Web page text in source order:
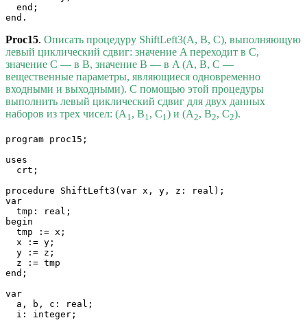
  end;
end.
Proc15. Описать процедуру ShiftLeft3(A, B, C), выполняющую
левый циклический сдвиг: значение A переходит в C,
значение C — в B, значение B — в A (A, B, C —
вещественные параметры, являющиеся одновременно
входными и выходными). С помощью этой процедуры
выполнить левый циклический сдвиг для двух данных
наборов из трех чисел: (A 1, B1, C1) и (A2, B2, C2).
program proc15;
uses
  crt;
procedure ShiftLeft3(var x, y, z: real);
var
  tmp: real;
begin
  tmp := x;
  x := y;
  y := z;
  z := tmp
end;
var
  a, b, c: real;
  i: integer;